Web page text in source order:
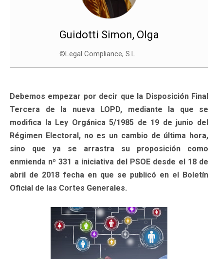
Guidotti Simon, Olga
©Legal Compliance, S.L.
Debemos empezar por decir que la Disposición Final
Tercera de la nueva LOPD, mediante la que se
modifica la Ley Orgánica 5/1985 de 19 de junio del
Régimen Electoral, no es un cambio de última hora,
sino que ya se arrastra su proposición como
enmienda nº 331 a iniciativa del PSOE desde el 18 de
abril de 2018 fecha en que se publicó en el Boletín
Oficial de las Cortes Generales.